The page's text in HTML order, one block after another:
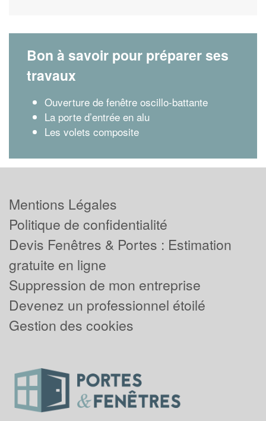
Bon à savoir pour préparer ses
travaux
Ouverture de fenêtre oscillo-battante
La porte d’entrée en alu
Les volets composite
Mentions Légales
Politique de confidentialité
Devis Fenêtres & Portes : Estimation
gratuite en ligne
Suppression de mon entreprise
Devenez un professionnel étoilé
Gestion des cookies